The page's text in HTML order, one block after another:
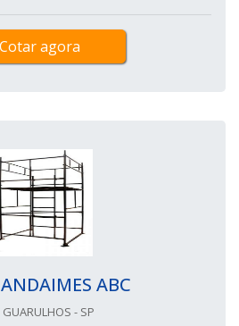
Cotar agora
ABC
- SP